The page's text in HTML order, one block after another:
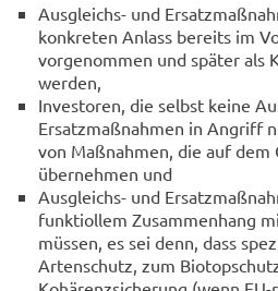
Ausgleichs- und
konkreten Anlass bereits im
vorgenommen und später als
werden,
Investoren, die selbst keine
Ersatzmaßnahmen in Angriff
von Maßnahmen, die auf dem
übernehmen und
Ausgleichs- und
funktiollem Zusammenhang
müssen, es sei denn, dass
Artenschutz, zum